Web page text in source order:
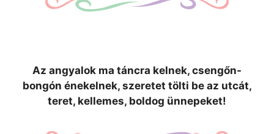
Az angyalok ma táncra kelnek, csengőn-
bongón énekelnek, szeretet tölti be az utcát,
teret, kellemes, boldog ünnepeket!